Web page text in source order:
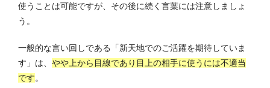
使うことは可能ですが、その後に続く言葉には注意しましょ
う。
一般的な言い回しである「新天地でのご活躍を期待していま
す」は、 やや上から目線であり目上の相手に使うには不適当
です。